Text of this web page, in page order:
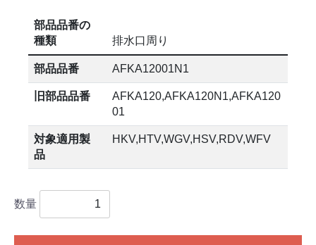
部品品番の
種類
排水口周り
部品品番 AFKA12001N1
旧部品品番
AFKA120,AFKA120N1,AFKA120
01
対象適用製
品
HKV,HTV,WGV,HSV,RDV,WFV
数量